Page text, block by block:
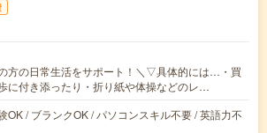
方の日常生活をサポート！＼▽具体的には…・買
に付き添ったり・折り紙や体操などのレ…
OK / ブランクOK / パソコンスキル不要 / 英語力不